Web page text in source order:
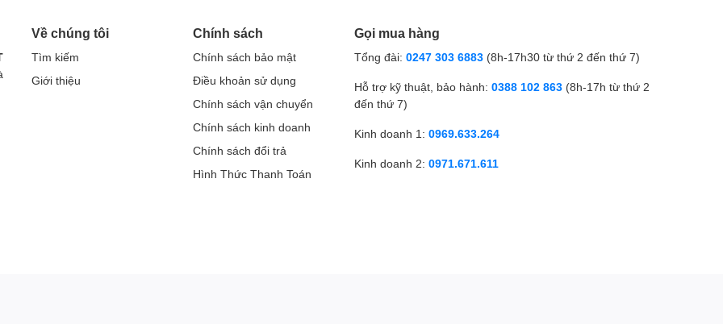
Về chúng tôi
Tìm kiếm
Giới thiệu
Chính sách
Chính sách bảo mật
Điều khoản sử dụng
Chính sách vận chuyển
Chính sách kinh doanh
Chính sách đổi trả
Hình Thức Thanh Toán
Gọi mua hàng
Tổng đài: 0247 303 6883 (8h-17h30 từ thứ 2 đến thứ 7)
Hỗ trợ kỹ thuật, bảo hành: 0388 102 863 (8h-17h từ thứ 2
đến thứ 7)
Kinh doanh 1: 0969.633.264
Kinh doanh 2: 0971.671.611